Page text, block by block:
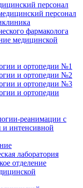
персонал
персонал
фармаколога
медицинской
и ортопедии №1
и ортопедии №2
и ортопедии №3
и ортопедии
реанимации с
и интенсивной
лаборатория
отделение